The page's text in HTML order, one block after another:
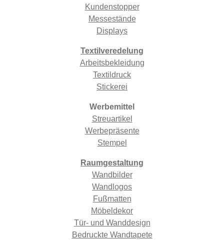
Kundenstopper
Messestände
Displays
Textilveredelung
Arbeitsbekleidung
Textildruck
Stickerei
Werbemittel
Streuartikel
Werbepräsente
Stempel
Raumgestaltung
Wandbilder
Wandlogos
Fußmatten
Möbeldekor
Tür- und Wanddesign
Bedruckte Wandtapete